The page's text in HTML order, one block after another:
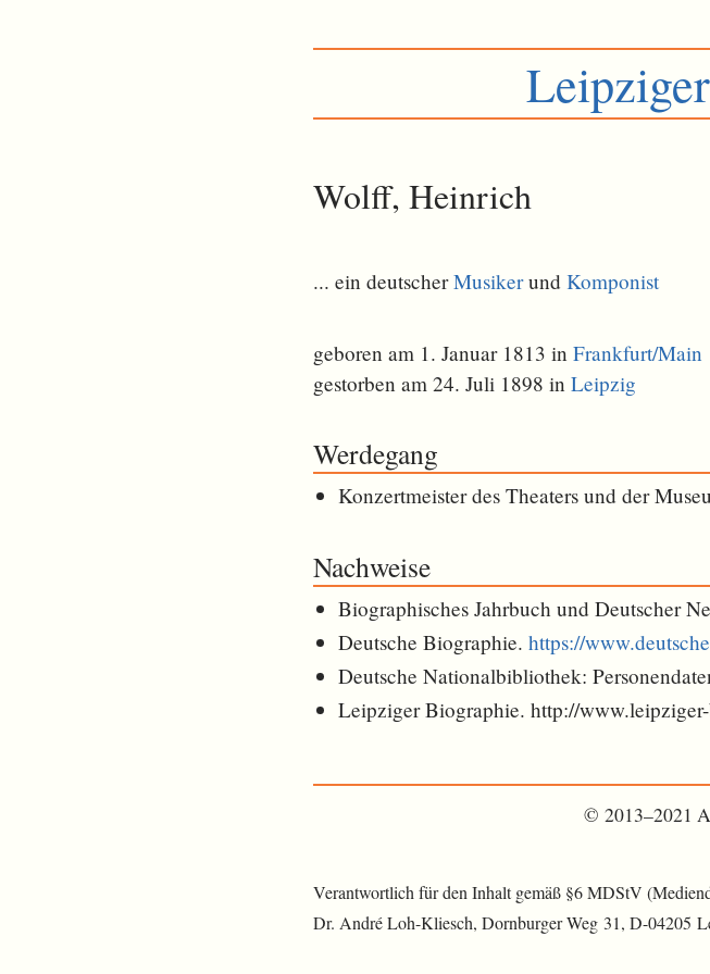
Wolff, Heinrich
... ein deutscherMusikerund Komponist
geboren am 1. Januar 1813 in Frankfurt/Main
gestorben am 24. Juli 1898 in Leipzig
Werdegang
Konzertmeister des Theaters und der
Nachweise
Biographisches Jahrbuch und Deutscher
Deutsche Biographie.https://
Deutsche Nationalbibliothek:
Leipziger Biographie. http://
© 2013–2021
Verantwortlich für den Inhalt gemäß §6 MDStV
Dr. André Loh-Kliesch, Dornburger Weg 31, D-04205